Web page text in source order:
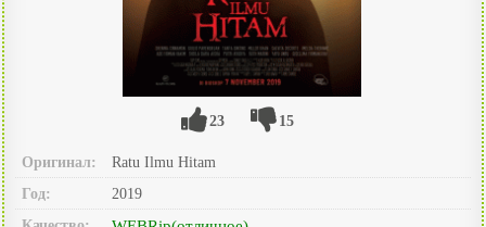
23 15
Оригинал:
Ratu Ilmu Hitam
Год:
2019